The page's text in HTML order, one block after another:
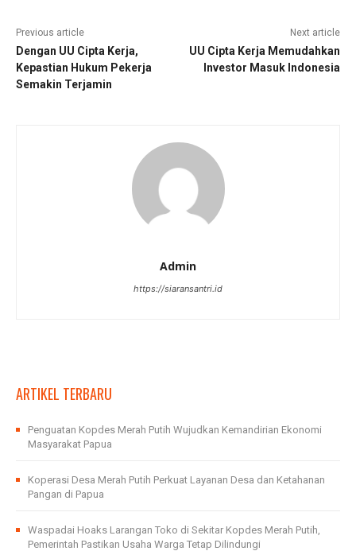
Previous article
Dengan UU Cipta Kerja,
Kepastian Hukum Pekerja
Semakin Terjamin
Next article
UU Cipta Kerja Memudahkan
Investor Masuk Indonesia
Admin
https://siaransantri.id
ARTIKEL TERBARU
Penguatan Kopdes Merah Putih Wujudkan Kemandirian Ekonomi
Masyarakat Papua
Koperasi Desa Merah Putih Perkuat Layanan Desa dan Ketahanan
Pangan di Papua
Waspadai Hoaks Larangan Toko di Sekitar Kopdes Merah Putih,
Pemerintah Pastikan Usaha Warga Tetap Dilindungi